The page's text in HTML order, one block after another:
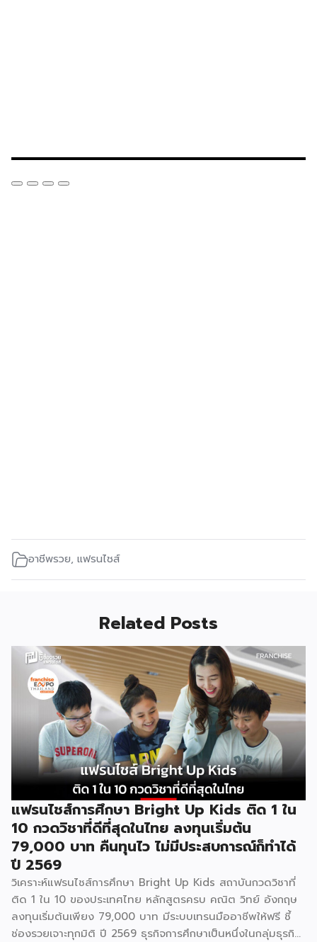
อาชีพรวย, แฟรนไชส์
Related Posts
แฟรนไชส์การศึกษา Bright Up Kids ติด 1 ใน
10 กวดวิชาที่ดีที่สุดในไทย ลงทุนเริ่มต้น
79,000 บาท คืนทุนไว ไม่มีประสบการณ์ก็ทำได้
ปี 2569
วิเคราะห์แฟรนไชส์การศึกษา Bright Up Kids สถาบันกวดวิชาที่
ติด 1 ใน 10 ของประเทศไทย หลักสูตรครบ คณิต วิทย์ อังกฤษ
ลงทุนเริ่มต้นเพียง 79,000 บาท มีระบบเทรนมืออาชีพให้ฟรี ชี้
ช่องรวยเจาะทุกมิติ ปี 2569 ธุรกิจการศึกษาเป็นหนึ่งในกลุ่มธุรกิจ